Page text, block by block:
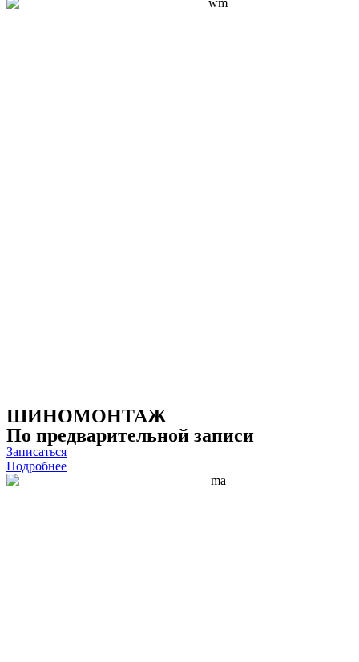
ШИНОМОНТАЖ
По предварительной записи
Записаться
Подробнее